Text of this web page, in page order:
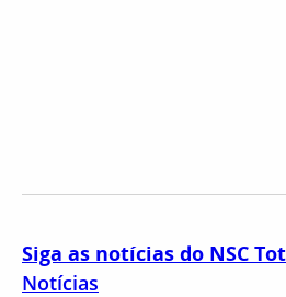
Siga as notícias do NSC
Notícias